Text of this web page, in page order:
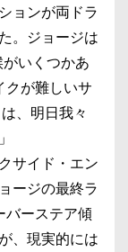
ョンが両ドラ
。ジョージは
いくつかあ
クが難しいサ
、明日我々
サイド・エン
ージの最終ラ
バーステア傾
、現実的には